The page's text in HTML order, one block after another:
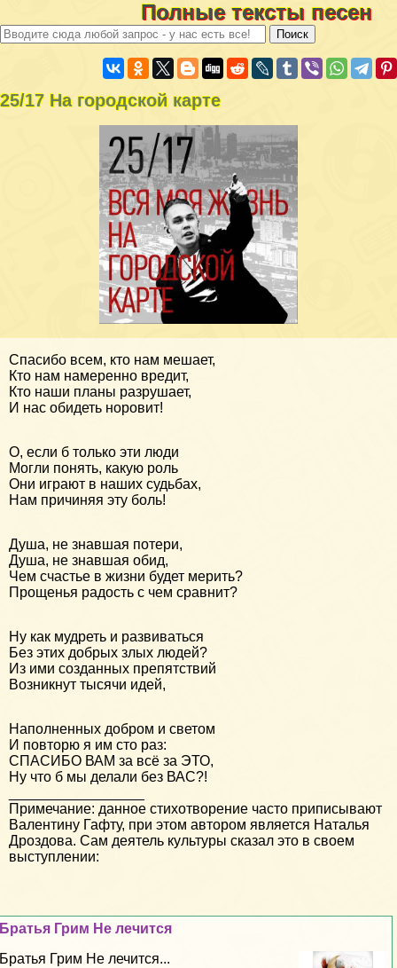
Полные тексты песен
25/17 На городской карте
Спасибо всем, кто нам мешает,
Кто нам намеренно вредит,
Кто наши планы разрушает,
И нас обидеть норовит!
О, если б только эти люди
Могли понять, какую роль
Они играют в наших судьбах,
Нам причиняя эту боль!
Душа, не знавшая потери,
Душа, не знавшая обид,
Чем счастье в жизни будет мерить?
Прощенья радость с чем сравнит?
Ну как мудреть и развиваться
Без этих добрых злых людей?
Из ими созданных препятствий
Возникнут тысячи идей,
Наполненных добром и светом
И повторю я им сто раз:
СПАСИБО ВАМ за всё за ЭТО,
Ну что б мы делали без ВАС?!
Примечание: данное стихотворение часто приписывают
Валентину Гафту, при этом автором является Наталья
Дроздова. Сам деятель культуры сказал это в своем
выступлении:
Братья Грим Не лечится
Братья Грим Не лечится...